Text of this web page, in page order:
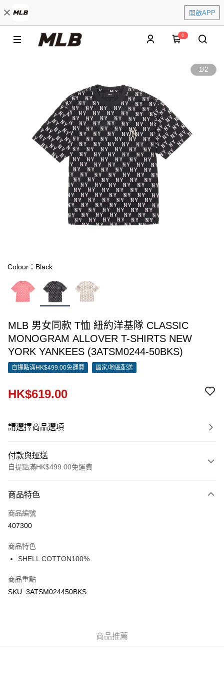
開啟APP
0
1/2
Colour：Black
MLB 男女同款 T恤 紐約洋基隊 CLASSIC
MONOGRAM ALLOVER T-SHIRTS NEW
YORK YANKEES (3ATSM0244-50BKS)
自提點滿HK$499.00免運費 國家/地區配送
HK$619.00
請選擇商品選項
付款與運送
自提點滿HK$499.00免運費
信用卡
Apple Pay
AlipayHK
WeChat Pay
商品特色
商品編號
407300
商品特色
SHELL COTTON100%
商品重點
SKU: 3ATSM024450BKS
商品推薦